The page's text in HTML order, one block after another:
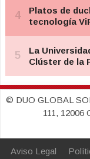
© DUO GLOBAL
111, 12006
Aviso Legal